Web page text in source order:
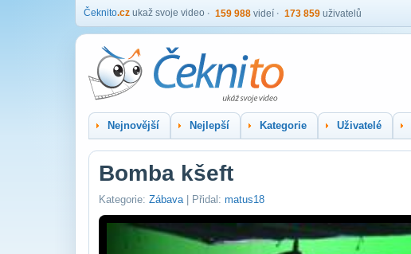
Čeknito.cz ukaž svoje video 159 988 videí 173 859 uživatelů
Nejnovější Nejlepší Kategorie Uživatelé
Bomba kšeft
Kategorie: Zábava| Přidal: matus18